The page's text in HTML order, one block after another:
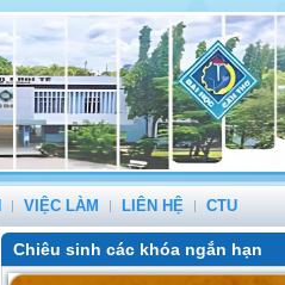
VIỆC LÀM LIÊN HỆ CTU
Chiêu sinh các khóa ngắn hạn